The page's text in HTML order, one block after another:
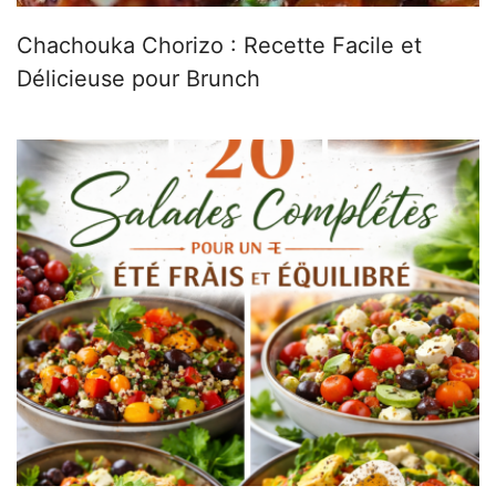
Chachouka Chorizo : Recette Facile et
Délicieuse pour Brunch